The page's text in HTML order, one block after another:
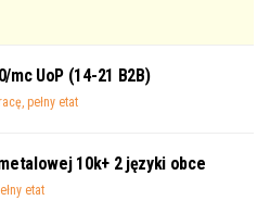
mc UoP (14-21 B2B)
pełny etat
10k+ 2 języki obce
etat